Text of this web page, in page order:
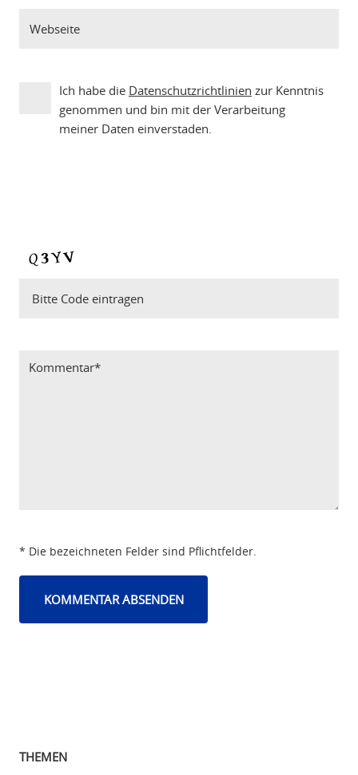
Ich habe die Datenschutzrichtlinien zur Kenntnis
genommen und bin mit der Verarbeitung
meiner Daten einverstaden.
* Die bezeichneten Felder sind Pflichtfelder.
THEMEN